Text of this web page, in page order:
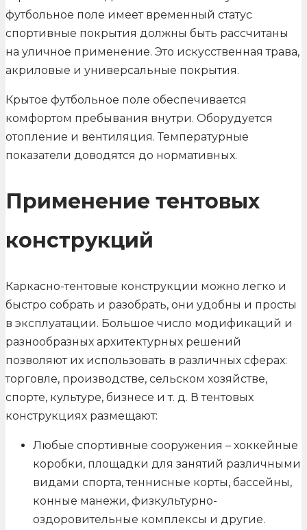
футбольное поле имеет временный статус
спортивные покрытия должны быть рассчитаны
на уличное применение. Это искусственная трава,
акриловые и универсальные покрытия.
Крытое футбольное поле обеспечивается
комфортом пребывания внутри. Оборудуется
отопление и вентиляция. Температурные
показатели доводятся до нормативных.
Применение тентовых
конструкций
Каркасно-тентовые конструкции можно легко и
быстро собрать и разобрать, они удобны и просты
в эксплуатации. Большое число модификаций и
разнообразных архитектурных решений
позволяют их использовать в различных сферах:
торговле, производстве, сельском хозяйстве,
спорте, культуре, бизнесе и т. д. В тентовых
конструкциях размещают:
Любые спортивные сооружения – хоккейные
коробки, площадки для занятий различными
видами спорта, теннисные корты, бассейны,
конные манежи, физкультурно-
оздоровительные комплексы и другие.